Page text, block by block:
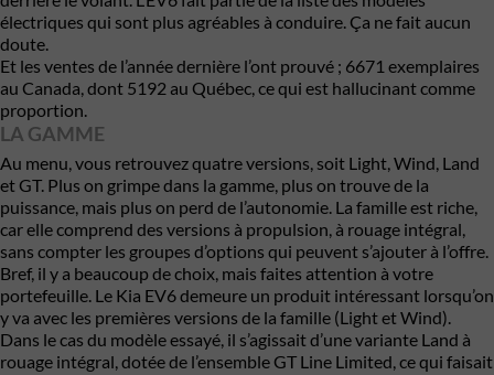
électriques qui sont plus agréables à conduire. Ça ne fait aucun
doute.
Et les ventes de l’année dernière l’ont prouvé ; 6671 exemplaires
au Canada, dont 5192 au Québec, ce qui est hallucinant comme
proportion.
LA GAMME
Au menu, vous retrouvez quatre versions, soit Light, Wind, Land
et GT. Plus on grimpe dans la gamme, plus on trouve de la
puissance, mais plus on perd de l’autonomie. La famille est riche,
car elle comprend des versions à propulsion, à rouage intégral,
sans compter les groupes d’options qui peuvent s’ajouter à l’offre.
Bref, il y a beaucoup de choix, mais faites attention à votre
portefeuille. Le Kia EV6 demeure un produit intéressant lorsqu’on
y va avec les premières versions de la famille (Light et Wind).
Dans le cas du modèle essayé, il s’agissait d’une variante Land à
rouage intégral, dotée de l’ensemble GT Line Limited, ce qui faisait